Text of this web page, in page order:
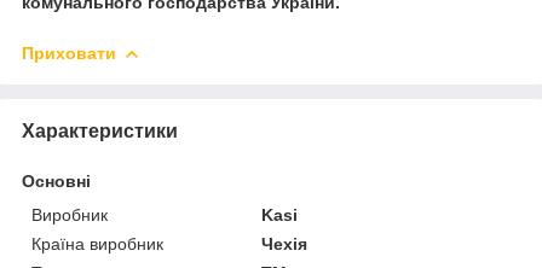
Приховати
Характеристики
Основні
Виробник
Kasi
Країна виробник
Чехія